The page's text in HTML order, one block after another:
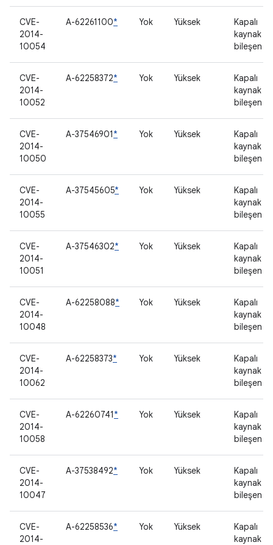
CVE-
2014-
10054
A-62261100* Yok Yüksek
Kapalı
kaynak
bileşen
CVE-
2014-
10052
A-62258372* Yok Yüksek
Kapalı
kaynak
bileşen
CVE-
2014-
10050
A-37546901* Yok Yüksek
Kapalı
kaynak
bileşen
CVE-
2014-
10055
A-37545605* Yok Yüksek
Kapalı
kaynak
bileşen
CVE-
2014-
10051
A-37546302* Yok Yüksek
Kapalı
kaynak
bileşen
CVE-
2014-
10048
A-62258088* Yok Yüksek
Kapalı
kaynak
bileşen
CVE-
2014-
10062
A-62258373* Yok Yüksek
Kapalı
kaynak
bileşen
CVE-
2014-
10058
A-62260741* Yok Yüksek
Kapalı
kaynak
bileşen
CVE-
2014-
10047
A-37538492* Yok Yüksek
Kapalı
kaynak
bileşen
CVE-
2014-
A-62258536* Yok Yüksek
Kapalı
kaynak